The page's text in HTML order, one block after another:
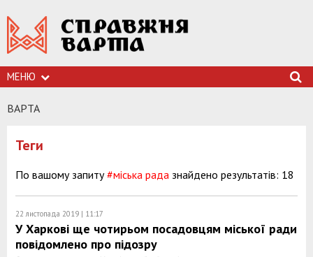
МЕНЮ
ВАРТА
Теги
По вашому запиту#міська рада знайдено результатів: 18
22 листопада 2019 | 11:17
У Харкові ще чотирьом посадовцям міської ради
повідомлено про підозру